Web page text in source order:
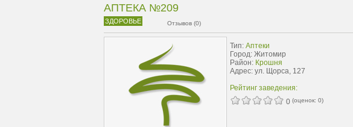
АПТЕКА №209
ЗДОРОВЬЕ Отзывов (0)
Тип: Аптеки
Город: Житомир
Район: Крошня
Адрес: ул. Щорса, 127
Рейтинг заведения:
0 (оценок: 0)